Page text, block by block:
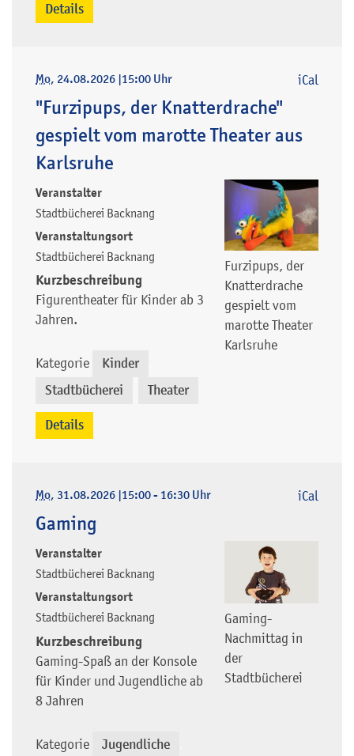
Details
Mo, 24.08.2026 |15:00 Uhr
"Furzipups, der Knatterdrache"
gespielt vom marotte Theater aus
Karlsruhe
Furzipups, der
Knatterdrache
gespielt vom
marotte Theater
Karlsruhe
Veranstalter
Stadtbücherei Backnang
Veranstaltungsort
Stadtbücherei Backnang
Kurzbeschreibung
Figurentheater für Kinder ab 3
Jahren.
Kategorie Kinder
Stadtbücherei Theater
iCal
Details
Mo, 31.08.2026 |15:00 - 16:30 Uhr
Gaming
Gaming-
Nachmittag in
der
Stadtbücherei
Veranstalter
Stadtbücherei Backnang
Veranstaltungsort
Stadtbücherei Backnang
Kurzbeschreibung
Gaming-Spaß an der Konsole
für Kinder und Jugendliche ab
8 Jahren
Kategorie Jugendliche
iCal